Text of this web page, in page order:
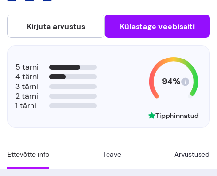
Kirjuta arvustus Külastage veebisaiti
Ettevõtte info Teave Arvustused
5 tärni
4 tärni
3 tärni
2 tärni
1 tärni
94%
Tipphinnatud